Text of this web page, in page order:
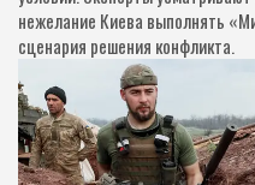
нежелание Киева выполнять
сценария решения конфликта.